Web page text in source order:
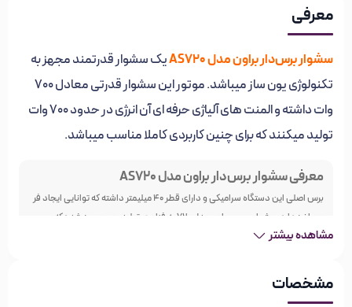
معرفی
سشوار برس‌دار براون مدل AS720
یک سشوار قدرتمند مجهز به
تکنولوژی یون ساز میباشد. موتور این سشوار قدرتی معادل 700
وات داشته و المنت های آلیاژی حرفه ای آن انرژی در حدود 700 وات
تولید میکنند که برای چنین کاربردی کاملا مناسب میباشد.
معرفی سشوار برس‌دار براون مدل AS720
برس اصلی این دستگاه سرامیکی و دارای قطر 40 میلیمتر داشته که توانایی ایجاد فر
مو را نیز دارد.سشوار برسی براون مدل 720 به فناوری تولید یون مجهز شده که
یون‌های منفی تولید می‌کند. این یون‌ها همراه با باد به موها برخورد کرده و با خنثی
فناوری تولید یون باعث می‌شود موها زودتر خشک شوند، راحت‌تر حالت بگیرند و
درنهایت نرم‌تر و درخشان‌تر به نظر برسند.این دستگاه دارای دکمه پرتاب باد سرد
مشاهده بیشتر
مشخصات